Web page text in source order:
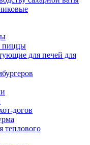
пиццы
для печей для
догов
теплового